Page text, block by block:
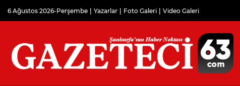
6 Ağustos 2026-Perşembe Yazarlar Foto Galeri Video Galeri